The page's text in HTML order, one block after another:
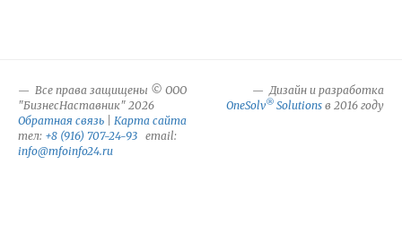
Все права защищены © ООО
"БизнесНаставник" 2026
Обратная связь
Карта сайта
тел: +8 (916) 707-24-93 email:
info@mfoinfo24.ru
Дизайн и разработка
OneSolv® Solutions в 2016 году